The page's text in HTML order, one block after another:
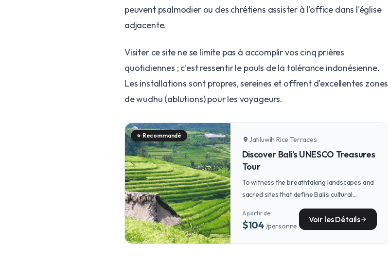
peuvent psalmodier ou des chrétiens assister à l'office dans l'église
adjacente.
Visiter ce site ne se limite pas à accomplir vos cinq prières
quotidiennes ; c'est ressentir le pouls de la tolérance indonésienne.
Les installations sont propres, sereines et offrent d'excellentes zones
de wudhu (ablutions) pour les voyageurs.
⭐ Recommandé
location_on Jatiluwih Rice Terraces
Discover Bali’s UNESCO Treasures
Tour
To witness the breathtaking landscapes and
sacred sites that define Bali's cultural
heritage, a tour of its UNESCO-recognized
treasures offers a profound connection to
the island's spiritual and agricultural soul.
À partir de
$104 /personne
Voir les Détailsarrow_forward